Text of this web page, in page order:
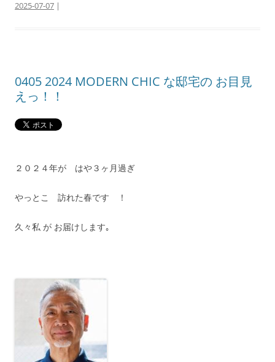
2025-07-07 |
0405 2024 MODERN CHIC な邸宅の お目見
えっ！！
２０２４年が はや３ヶ月過ぎ
やっとこ 訪れた春です ！
久々私 が お届けします｡